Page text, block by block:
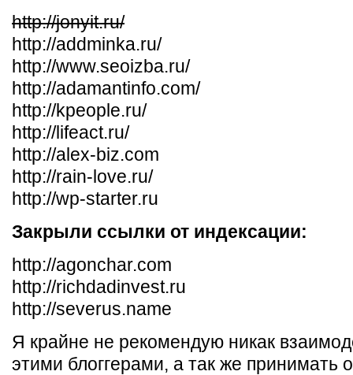
http://jonyit.ru/
http://addminka.ru/
http://www.seoizba.ru/
http://adamantinfo.com/
http://kpeople.ru/
http://lifeact.ru/
http://alex-biz.com
http://rain-love.ru/
http://wp-starter.ru
Закрыли ссылки от индексации:
http://agonchar.com
http://richdadinvest.ru
http://severus.name
Я крайне не рекомендую никак
этими блоггерами, а так же принимать